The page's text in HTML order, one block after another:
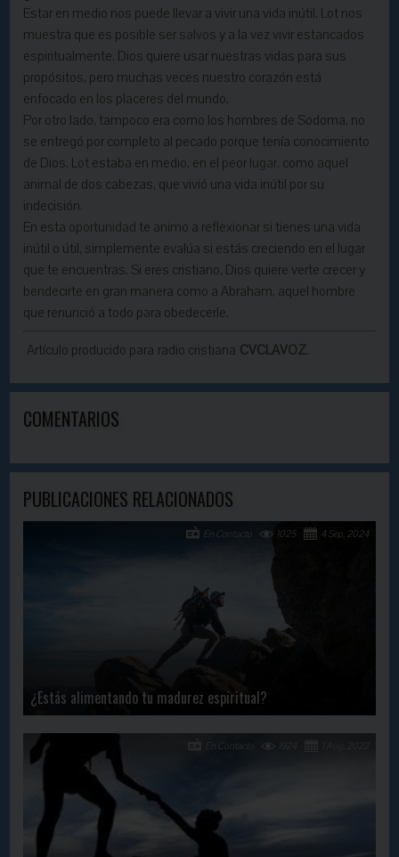
Estar en medio nos puede llevar a vivir una vida inútil. Lot nos
muestra que es posible ser salvos y a la vez vivir estancados
espiritualmente. Dios quiere usar nuestras vidas para sus
propósitos, pero muchas veces nuestro corazón está
enfocado en los placeres del mundo.
Por otro lado, tampoco era como los hombres de Sodoma, no
se entregó por completo al pecado porque tenía conocimiento
de Dios. Lot estaba en medio, en el peor lugar, como aquel
animal de dos cabezas, que vivió una vida inútil por su
indecisión.
En esta oportunidad te animo a reflexionar si tienes una vida
inútil o útil, simplemente evalúa si estás creciendo en el lugar
que te encuentras. Si eres cristiano, Dios quiere verte crecer y
bendecirte en gran manera como a Abraham, aquel hombre
que renunció a todo para obedecerle.
Artículo producido para radio cristiana CVCLAVOZ.
COMENTARIOS
PUBLICACIONES RELACIONADOS
¿Estás alimentando tu madurez espiritual?
4 Sep, 2024
1025
En Contacto
1 Aug, 2022
En Contacto